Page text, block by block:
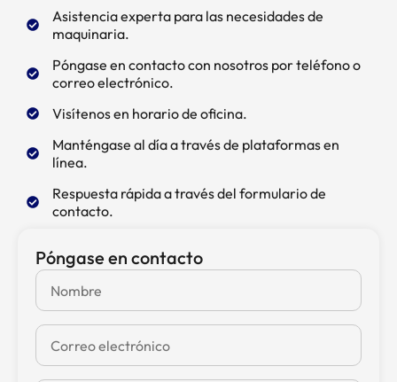
Asistencia experta para las necesidades de
maquinaria.
Póngase en contacto con nosotros por teléfono o
correo electrónico.
Visítenos en horario de oficina.
Manténgase al día a través de plataformas en
línea.
Respuesta rápida a través del formulario de
contacto.
Póngase en contacto